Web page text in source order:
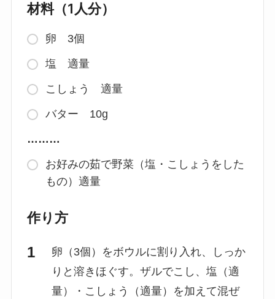
材料（1人分）
卵 3個
塩 適量
こしょう 適量
バター 10g
………
お好みの茹で野菜（塩・こしょうをした
もの）適量
作り方
卵（3個）をボウルに割り入れ、しっか
りと溶きほぐす。ザルでこし、塩（適
量）・こしょう（適量）を加えて混ぜ